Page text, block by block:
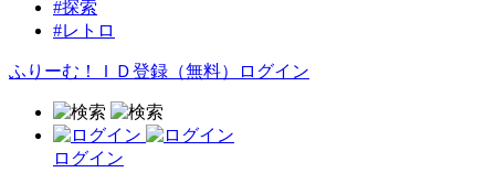
#探索
#レトロ
ふりーむ！ＩＤ登録（無料） ログイン
ログイン